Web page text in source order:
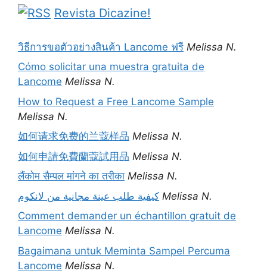
Revista Dicazine!
วิธีการขอตัวอย่างสินค้า Lancome ฟรี Melissa N.
Cómo solicitar una muestra gratuita de
Lancome Melissa N.
How to Request a Free Lancome Sample
Melissa N.
如何请求免费的兰蔻样品 Melissa N.
如何申請免費蘭蔻試用品 Melissa N.
लैंकोम सैम्पल मांगने का तरीका Melissa N.
كيفية طلب عينة مجانية من لانكوم Melissa N.
Comment demander un échantillon gratuit de
Lancome Melissa N.
Bagaimana untuk Meminta Sampel Percuma
Lancome Melissa N.